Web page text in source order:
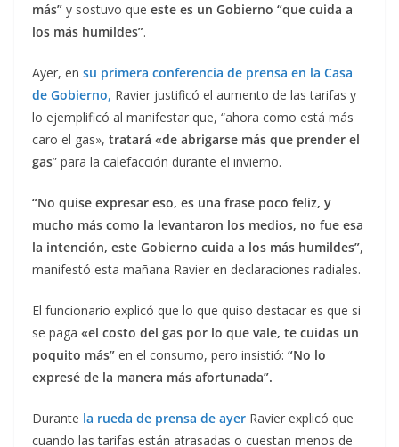
más” y sostuvo que este es un Gobierno “que cuida a
los más humildes”.
Ayer, en su primera conferencia de prensa en la Casa
de Gobierno, Ravier justificó el aumento de las tarifas y
lo ejemplificó al manifestar que, “ahora como está más
caro el gas», tratará «de abrigarse más que prender el
gas” para la calefacción durante el invierno.
“No quise expresar eso, es una frase poco feliz, y
mucho más como la levantaron los medios, no fue esa
la intención, este Gobierno cuida a los más humildes”,
manifestó esta mañana Ravier en declaraciones radiales.
El funcionario explicó que lo que quiso destacar es que si
se paga «el costo del gas por lo que vale, te cuidas un
poquito más” en el consumo, pero insistió: “No lo
expresé de la manera más afortunada”.
Durante la rueda de prensa de ayer Ravier explicó que
cuando las tarifas están atrasadas o cuestan menos de